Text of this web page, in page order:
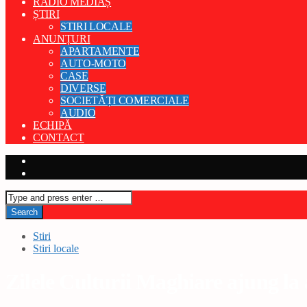
ȘTIRI
STIRI LOCALE
ANUNȚURI
APARTAMENTE
AUTO-MOTO
CASE
DIVERSE
SOCIETĂȚI COMERCIALE
AUDIO
ECHIPĂ
CONTACT
Stiri
Stiri locale